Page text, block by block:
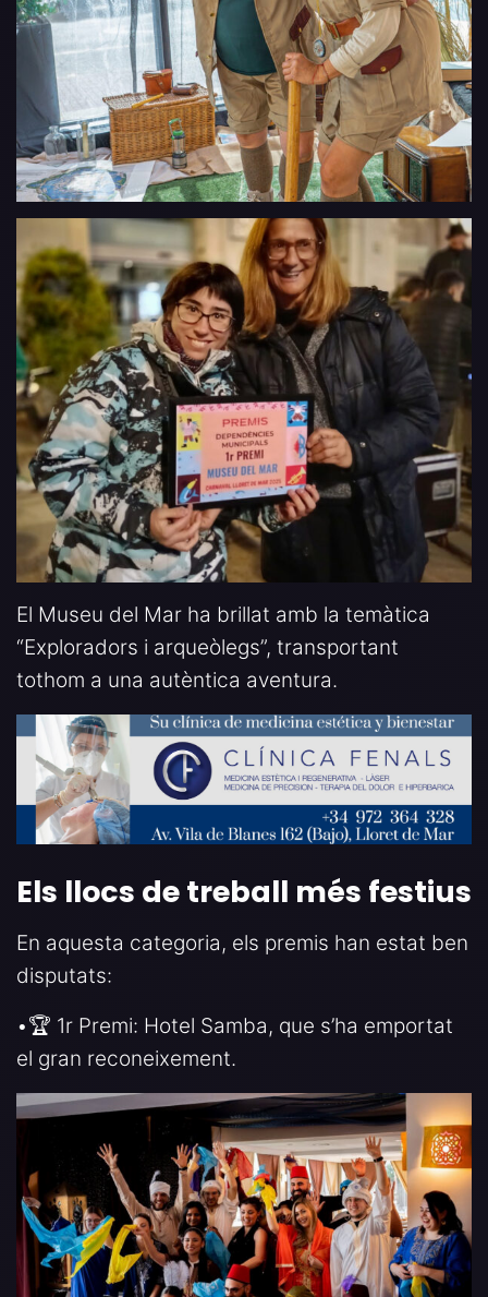
El Museu del Mar ha brillat amb la temàtica
“Exploradors i arqueòlegs”, transportant
tothom a una autèntica aventura.
Els llocs de treball més festius
En aquesta categoria, els premis han estat ben
disputats:
•🏆 1r Premi: Hotel Samba, que s’ha emportat
el gran reconeixement.